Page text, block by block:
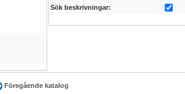
Sök beskrivningar:
Föregående katalog